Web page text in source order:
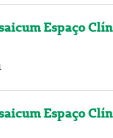
Espaço
Espaço